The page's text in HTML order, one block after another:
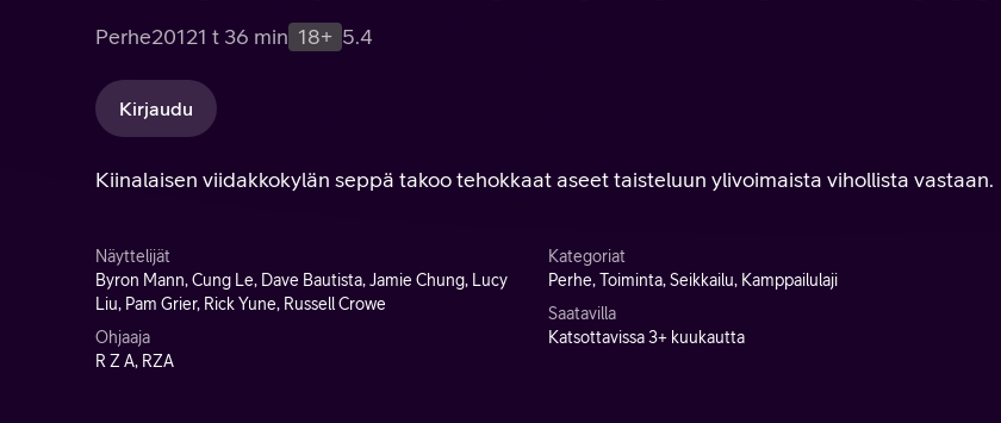
Perhe20121 t 36 min 18+ 5.4
Kirjaudu
Kiinalaisen viidakkokylän seppä takoo tehokkaat aseet taisteluun ylivoimaista vihollista vastaan.
Näyttelijät
Byron Mann, Cung Le, Dave Bautista, Jamie Chung, Lucy
Liu, Pam Grier, Rick Yune, Russell Crowe
Ohjaaja
R Z A, RZA
Kategoriat
Perhe, Toiminta, Seikkailu, Kamppailulaji
Saatavilla
Katsottavissa 3+ kuukautta